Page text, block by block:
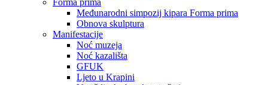
Forma prima
Međunarodni simpozij kipara Forma prima
Obnova skulptura
Manifestacije
Noć muzeja
Noć kazališta
GFUK
Ljeto u Krapini